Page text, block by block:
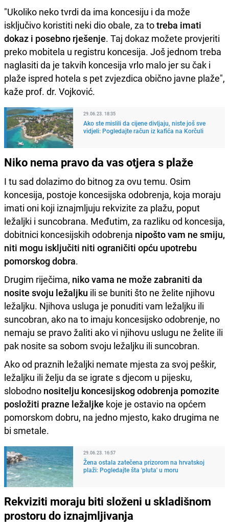
"Ukoliko neko tvrdi da ima koncesiju i da može
isključivo koristiti neki dio obale, za totreba imati
dokaz i posebno rješenje. Taj dokaz možete provjeriti
preko mobitela u registru koncesija. Još jednom treba
naglasiti da je takvih koncesija vrlo malo jer su čak i
plaže ispred hotela s pet zvjezdica obično javne plaže",
kaže prof. dr. Vojković.
29.06.23. 18:35
Ako ste mislili da cijene divljaju, niste još sve
vidjeli: Pogledajte račun iz kafića na Korčuli
Niko nema pravo da vas otjera s plaže
I tu sad dolazimo do bitnog za ovu temu. Osim
koncesija, postoje koncesijska odobrenja, koja moraju
imati oni koji iznajmljuju rekvizite za plažu, poput
ležaljki i suncobrana. Međutim, za razliku od koncesija,
dobitnici koncesijskih odobrenja nipošto vam ne smiju,
niti mogu isključiti niti ograničiti opću upotrebu
pomorskog dobra.
Drugim riječima, niko vama ne može zabraniti da
nosite svoju ležaljku ili se buniti što ne želite njihovu
ležaljku. Njihova usluga je ponuditi vam ležaljku ili
suncobran, ako na to imaju koncesijsko odobrenje, no
nemaju se pravo žaliti ako vi njihovu uslugu ne želite ili
pak nosite sa sobom svoju ležaljku ili suncobran.
Ako od praznih ležaljki nemate mjesta za svoj peškir,
ležaljku ili želju da se igrate s djecom u pijesku,
slobodno nositelju koncesijskog odobrenja pomozite
posložiti prazne ležaljke koje je ostavio na općem
pomorskom dobru, na jedno mjesto, kako drugima ne
bi smetale.
29.06.23. 16:57
Žena ostala zatečena prizorom na hrvatskoj
plaži: Pogledajte šta 'pluta' u moru
Rekviziti moraju biti složeni u skladišnom
prostoru do iznajmljivanja